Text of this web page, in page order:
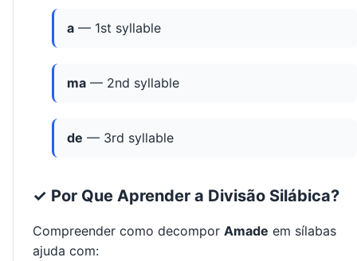
a — 1st syllable
ma — 2nd syllable
de — 3rd syllable
✓ Por Que Aprender a Divisão Silábica?
Compreender como decompor Amade em sílabas
ajuda com: